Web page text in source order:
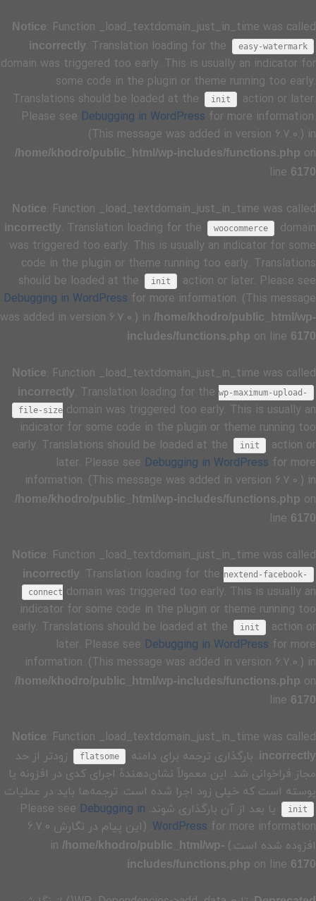
Notice: Function _load_textdomain_just_in_time was called
incorrectly. Translation loading for the easy-watermark
domain was triggered too early. This is usually an indicator for
some code in the plugin or theme running too early.
Translations should be loaded at the
init
action or later.
Please see Debugging in WordPress for more information.
(This message was added in version 6.7.0.) in
/home/khodro/public_html/wp-includes/functions.php on
line 6170
Notice: Function _load_textdomain_just_in_time was called
incorrectly. Translation loading for the woocommerce
domain
was triggered too early. This is usually an indicator for some
code in the plugin or theme running too early. Translations
should be loaded at the
init
action or later. Please see
Debugging in WordPress for more information. (This message
was added in version 6.7.0.) in /home/khodro/public_html/wp-
includes/functions.php on line 6170
Notice: Function _load_textdomain_just_in_time was called
incorrectly. Translation loading for the wp-maximum-upload-
file-size domain was triggered too early. This is usually an
indicator for some code in the plugin or theme running too
early. Translations should be loaded at the
init
action or
later. Please see Debugging in WordPress for more
information. (This message was added in version 6.7.0.) in
/home/khodro/public_html/wp-includes/functions.php on
line 6170
Notice: Function _load_textdomain_just_in_time was called
incorrectly. Translation loading for the nextend-facebook-
connect domain was triggered too early. This is usually an
indicator for some code in the plugin or theme running too
early. Translations should be loaded at the
init
action or
later. Please see Debugging in WordPress for more
information. (This message was added in version 6.7.0.) in
/home/khodro/public_html/wp-includes/functions.php on
line 6170
Notice: Function _load_textdomain_just_in_time was called
incorrectly. بارگذاری ترجمه برای دامنه flatsome
زودتر از حد
مجاز فراخوانی شد. این معمولاً نشان‌دهندهٔ اجرای کدی در افزونه یا
پوسته است که خیلی زود اجرا شده است. ترجمه‌ها باید در عملیات
init یا بعد از آن بارگذاری شوند. Please see Debugging in
WordPress
for more information. (این پیام در نگارش 6.7.0
افزوده شده است.) in /home/khodro/public_html/wp-
includes/functions.php on line 6170